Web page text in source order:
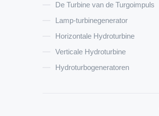
De Turbine van de Turgoimpuls
Lamp-turbinegenerator
Horizontale Hydroturbine
Verticale Hydroturbine
Hydroturbogeneratoren